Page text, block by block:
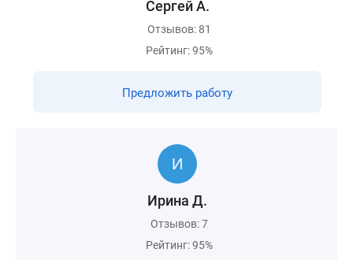
Сергей А.
Отзывов: 81
Рейтинг: 95%
Предложить работу
Ирина Д.
Отзывов: 7
Рейтинг: 95%